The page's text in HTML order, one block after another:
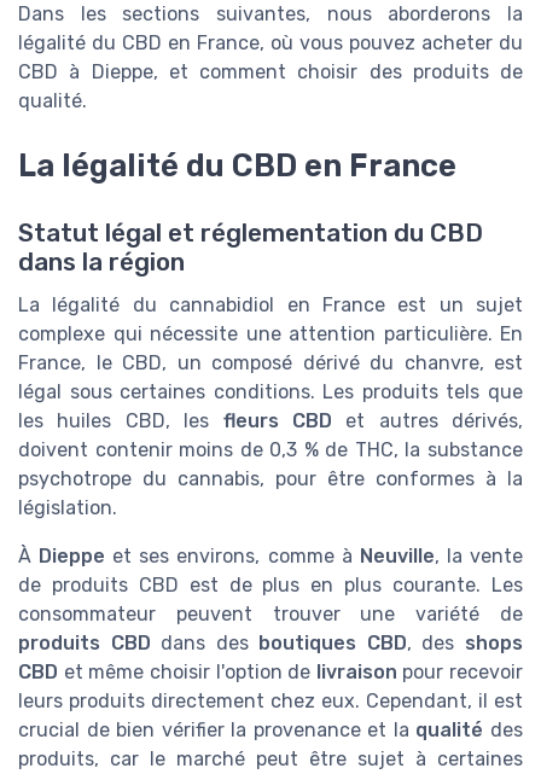
Dans les sections suivantes, nous aborderons la
légalité du CBD en France, où vous pouvez acheter du
CBD à Dieppe, et comment choisir des produits de
qualité.
La légalité du CBD en France
Statut légal et réglementation du CBD
dans la région
La légalité du cannabidiol en France est un sujet
complexe qui nécessite une attention particulière. En
France, le CBD, un composé dérivé du chanvre, est
légal sous certaines conditions. Les produits tels que
les huiles CBD, les fleurs CBD et autres dérivés,
doivent contenir moins de 0,3 % de THC, la substance
psychotrope du cannabis, pour être conformes à la
législation.
À Dieppe et ses environs, comme à Neuville, la vente
de produits CBD est de plus en plus courante. Les
consommateur peuvent trouver une variété de
produits CBD dans des boutiques CBD, des shops
CBD et même choisir l'option de livraison pour recevoir
leurs produits directement chez eux. Cependant, il est
crucial de bien vérifier la provenance et la qualité des
produits, car le marché peut être sujet à certaines